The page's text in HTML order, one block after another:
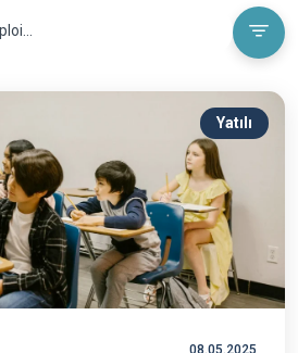
Yatılı
08.05.2025